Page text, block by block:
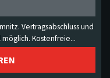
Vertragsabschluss und
Kostenfreie...